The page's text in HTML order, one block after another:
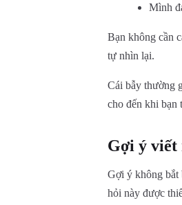
Mình
Bạn không cần
tự nhìn lại.
Cái bẫy thường
cho đến khi bạn
Gợi ý viết
Gợi ý không bắt
hỏi này được